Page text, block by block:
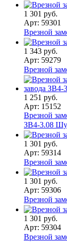
1 301 руб.
Арт: 59301
Врезной
1 343 руб.
Арт: 59279
Врезной
1 251 руб.
Арт: 15152
Врезной
ЗВ4-3.08
1 301 руб.
Арт: 59314
Врезной
1 301 руб.
Арт: 59306
Врезной
1 301 руб.
Арт: 59304
Врезной